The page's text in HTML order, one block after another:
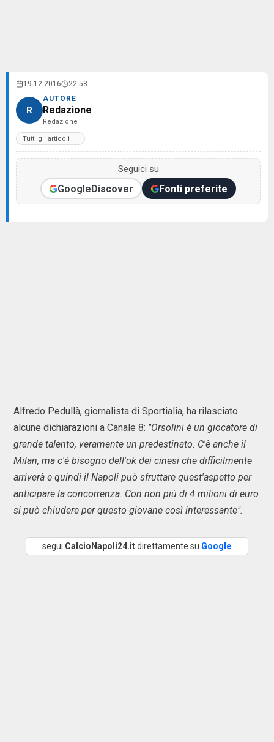
19.12.2016 22:58
R
AUTORE
Redazione
Redazione
Tutti gli articoli →
Seguici su
GoogleDiscover Fonti preferite
Alfredo Pedullà, giornalista di Sportialia, ha rilasciato
alcune dichiarazioni a Canale 8: "Orsolini è un giocatore di
grande talento, veramente un predestinato. C'è anche il
Milan, ma c'è bisogno dell'ok dei cinesi che difficilmente
arriverà e quindi il Napoli può sfruttare quest'aspetto per
anticipare la concorrenza. Con non più di 4 milioni di euro
si può chiudere per questo giovane così interessante".
segui CalcioNapoli24.itdirettamente su Google